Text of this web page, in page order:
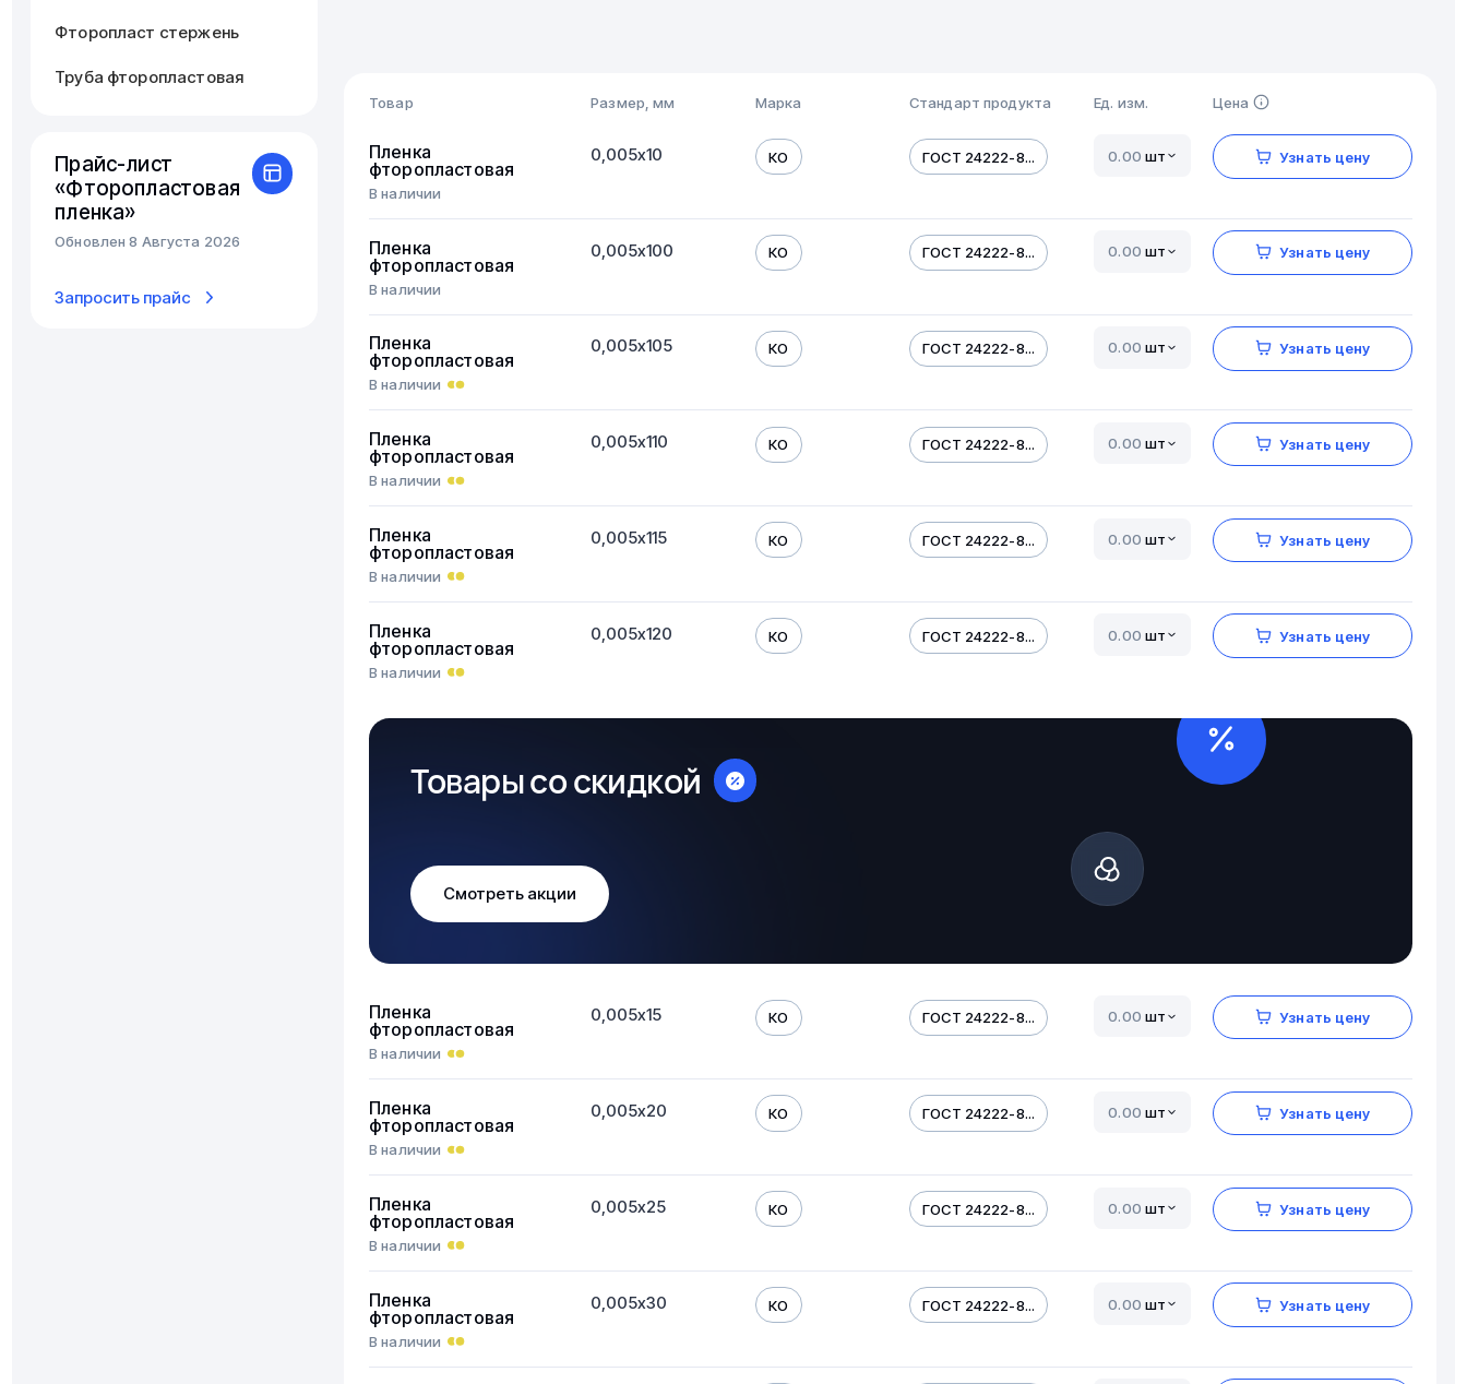
Фторопласт стержень
Труба фторопластовая
Прайс-лист
«Фторопластовая
пленка»
Обновлен 8 Августа 2026
Запросить прайс
Товар Размер, мм Марка Стандарт продукта Ед. изм. Цена
Пленка
фторопластовая
В наличии
0,005х10 КО ГОСТ 24222-8... шт Узнать цену
Пленка
фторопластовая
В наличии
0,005х100 КО ГОСТ 24222-8... шт Узнать цену
Пленка
фторопластовая
В наличии
0,005х105 КО ГОСТ 24222-8... шт Узнать цену
Пленка
фторопластовая
В наличии
0,005х110 КО ГОСТ 24222-8... шт Узнать цену
Пленка
фторопластовая
В наличии
0,005х115 КО ГОСТ 24222-8... шт Узнать цену
Пленка
фторопластовая
В наличии
0,005х120 КО ГОСТ 24222-8... шт Узнать цену
Товары со скидкой
Смотреть акции
Пленка
фторопластовая
В наличии
0,005х15 КО ГОСТ 24222-8... шт Узнать цену
Пленка
фторопластовая
В наличии
0,005х20 КО ГОСТ 24222-8... шт Узнать цену
Пленка
фторопластовая
В наличии
0,005х25 КО ГОСТ 24222-8... шт Узнать цену
Пленка
фторопластовая
В наличии
0,005х30 КО ГОСТ 24222-8... шт Узнать цену